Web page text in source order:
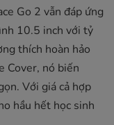
Go 2 vẫn đáp ứng
10.5 inch với tỷ
thích hoàn hảo
Cover, nó biến
Với giá cả hợp
hầu hết học sinh